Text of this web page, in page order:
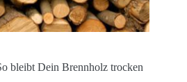
bleibt Dein Brennholz trocken